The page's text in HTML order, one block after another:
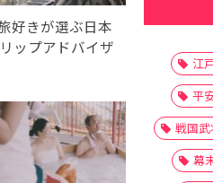
好きが選ぶ日本
ップアドバイザ
江
平
戦国
幕